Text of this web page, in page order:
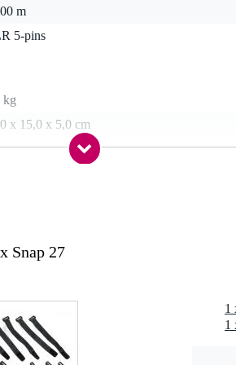
m
5-pins
kg
x 15,0 x 5,0 cm
(99,95% pure ETP koper)
nikkel
nikkel
Snap 27